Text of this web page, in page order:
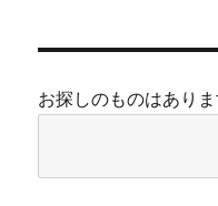
お探しのものはありま